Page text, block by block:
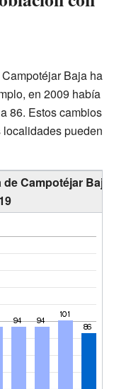
Baja ha
en 2009 había
86. Estos cambios
pueden
Campotéjar Baja